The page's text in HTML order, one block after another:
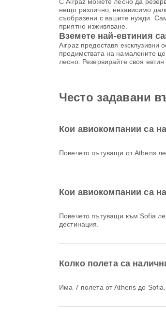
нещо различно, независимо
съобразени с вашите нужди.
приятно изживяване.
Вземете най-евтиния
Airpaz предоставя ексклузивни
предимствата на намалените
лесно. Резервирайте своя
Често задавани
Кои авиокомпании са
Повечето пътуващи от Athens
Кои авиокомпании са
Повечето пътуващи към Sofia
дестинация.
Колко полета са
Има 7 полета от Athens до Sofia.